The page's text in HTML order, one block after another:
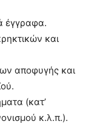
έγγραφα.
και
αποφυγής και
(κατ’
κ.λ.π.).